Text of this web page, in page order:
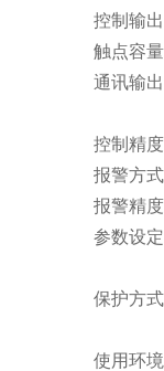
控制输出
触点容量
通讯输出
控制精度
报警方式
报警精度
参数设定
保护方式
使用环境